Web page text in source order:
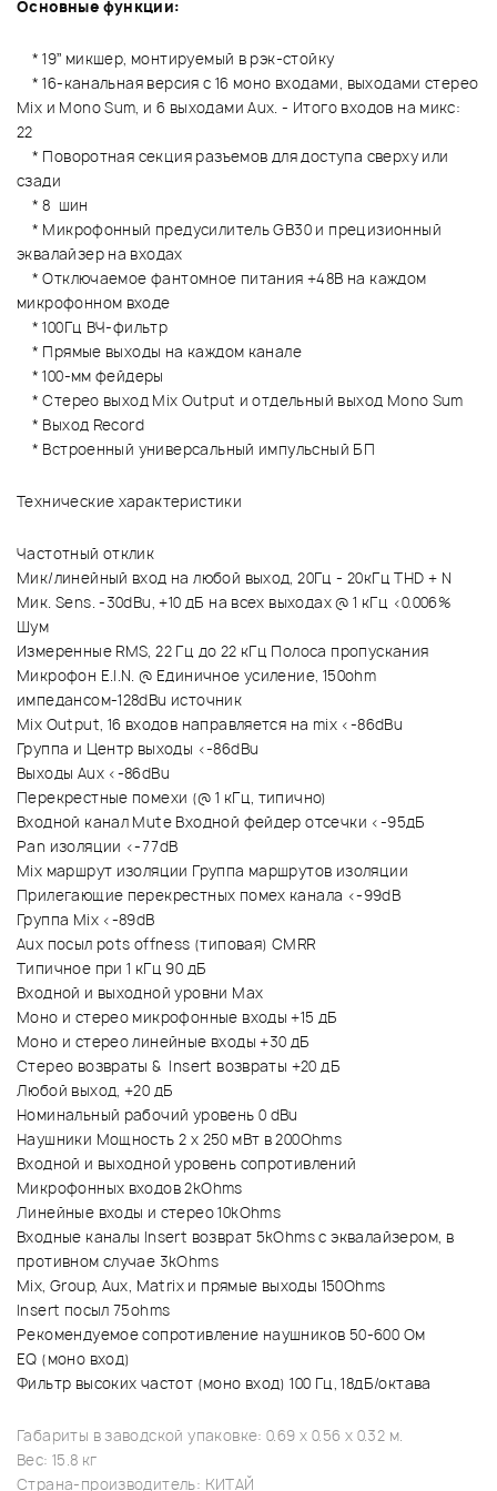
Основные функции:
* 19” микшер, монтируемый в рэк-стойку
* 16-канальная версия с 16 моно входами, выходами стерео
Mix и Mono Sum, и 6 выходами Aux. - Итого входов на микс:
22
* Поворотная секция разъемов для доступа сверху или
сзади
* 8 шин
* Микрофонный предусилитель GB30 и прецизионный
эквалайзер на входах
* Отключаемое фантомное питания +48В на каждом
микрофонном входе
* 100Гц ВЧ-фильтр
* Прямые выходы на каждом канале
* 100-мм фейдеры
* Стерео выход Mix Output и отдельный выход Mono Sum
* Выход Record
* Встроенный универсальный импульсный БП
Технические характеристики
Частотный отклик
Мик/линейный вход на любой выход, 20Гц - 20кГц THD + N
Мик. Sens. -30dBu, +10 дБ на всех выходах @ 1 кГц <0.006%
Шум
Измеренные RMS, 22 Гц до 22 кГц Полоса пропускания
Микрофон E.I.N. @ Единичное усиление, 150ohm
импедансом-128dBu источник
Mix Output, 16 входов направляется на mix <-86dBu
Группа и Центр выходы <-86dBu
Выходы Aux <-86dBu
Перекрестные помехи (@ 1 кГц, типично)
Входной канал Mute Входной фейдер отсечки <-95дБ
Pan изоляции <-77dB
Mix маршрут изоляции Группа маршрутов изоляции
Прилегающие перекрестных помех канала <-99dB
Группа Mix <-89dB
Aux посыл pots offness (типовая) CMRR
Типичное при 1 кГц 90 дБ
Входной и выходной уровни Маx
Моно и стерео микрофонные входы +15 дБ
Моно и стерео линейные входы +30 дБ
Стерео возвраты & Insert возвраты +20 дБ
Любой выход, +20 дБ
Номинальный рабочий уровень 0 dBu
Наушники Мощность 2 х 250 мВт в 200Ohms
Входной и выходной уровень сопротивлений
Микрофонных входов 2kOhms
Линейные входы и стерео 10kOhms
Входные каналы Insert возврат 5kOhms с эквалайзером, в
противном случае 3kOhms
Mix, Group, Aux, Matrix и прямые выходы 150Ohms
Insert посыл 75ohms
Рекомендуемое сопротивление наушников 50-600 Ом
EQ (моно вход)
Фильтр высоких частот (моно вход) 100 Гц, 18дБ/октава
Габариты в заводской упаковке: 0.69 x 0.56 x 0.32 м.
Вес: 15.8 кг
Страна-производитель: КИТАЙ